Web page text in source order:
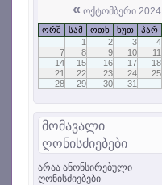
« ოქტომბერი 2024
ორშ სამ ოთხ ხუთ პარ
1
2 3 4
7
8 9 10 11
14
15 16 17 18
21
22 23 24 25
28
29 30 31
მომავალი
ღონისძიებები
არაა ანონსირებული
ღონისძიებები